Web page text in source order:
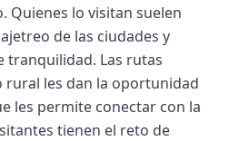
Quienes lo visitan suelen
de las ciudades y
tranquilidad. Las rutas
rural les dan la oportunidad
les permite conectar con la
tienen el reto de